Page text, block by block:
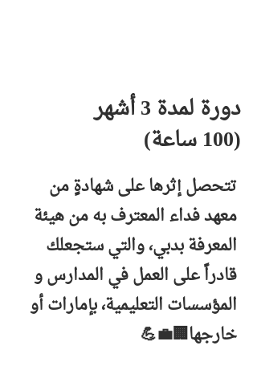
دورة لمدة 3 أشهر
(100 ساعة)
تتحصل إثرها على شهادةٍ من
معهد فداء المعترف به من هيئة
المعرفة بدبي، والتي ستجعلك
قادراً على العمل في المدارس و
المؤسسات التعليمية، بإمارات أو
خارجها🏢💼💪